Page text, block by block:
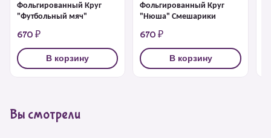
Фольгированный Круг
"Футбольный мяч"
670 ₽
В корзину
Фольгированный Круг
"Нюша" Смешарики
670 ₽
В корзину
Вы смотрели